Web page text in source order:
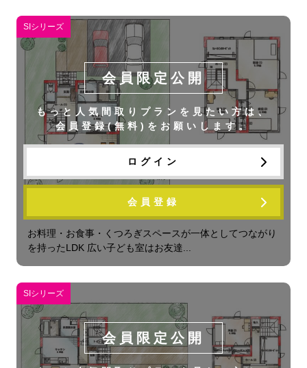
会員限定公開
もっと人気間取りプランを見たい方は、
会員登録(無料)をお願いします。
ログイン
会員登録
SIシリーズ
フレックス 32N 3LDK
お料理・お食事・くつろぎスペースが一体としてつながり
を持ったLDK 広い子ども室はお友達...
会員限定公開
SIシリーズ